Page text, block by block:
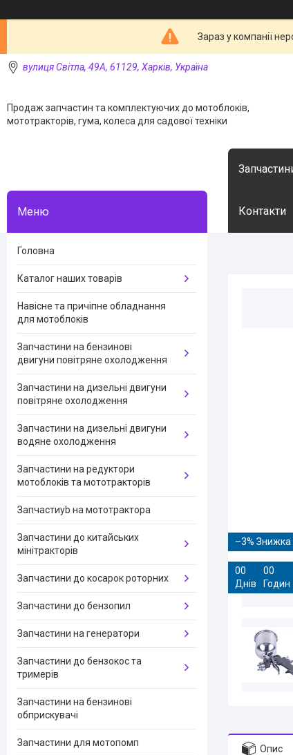
Зараз у компанії
вулиця Світла, 49А, 61129, Харків, Україна
Продаж запчастин та комплектуючих до мотоблоків,
мототракторів, гума, колеса для садової техніки
Контакти
–3%
00
Днів
00
Годин
Опис
Головна
Каталог наших товарів
Навісне та причіпне обладнання
для мотоблоків
Запчастини на бензинові
двигуни повітряне охолодження
Запчастини на дизельні двигуни
повітряне охолодження
Запчастини на дизельні двигуни
водяне охолодження
Запчастини на редуктори
мотоблоків та мототракторів
Запчастиyb на мототрактора
Запчастини до китайських
мінітракторів
Запчастини до косарок роторних
Запчастини до бензопил
Запчастини на генератори
Запчастини до бензокос та
тримерів
Запчастини на бензинові
обприскувачі
Запчастини для мотопомп